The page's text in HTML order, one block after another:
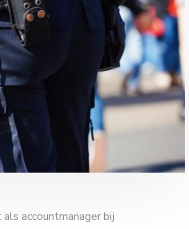
accountmanager bij